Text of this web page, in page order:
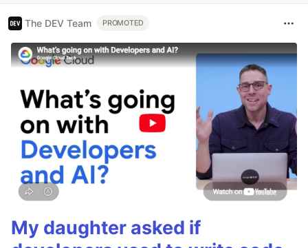
The DEV Team PROMOTED
My daughter asked if